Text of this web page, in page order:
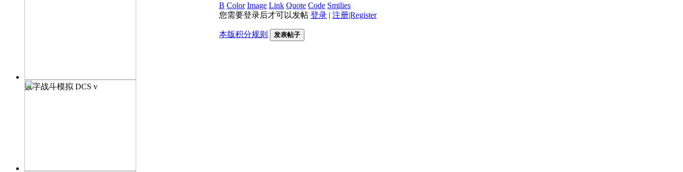
B Color Image Link Quote Code Smilies
您需要登录后才可以发帖 登录 | 注册|Register
本版积分规则 发表帖子
数字战斗模拟 DCS v